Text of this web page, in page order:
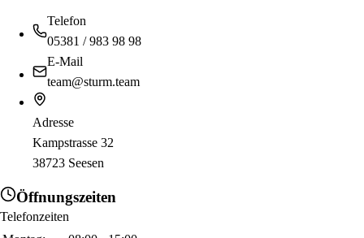
Telefon
05381 / 983 98 98
E-Mail
team@sturm.team
Adresse
Kampstrasse 32
38723 Seesen
Öffnungszeiten
Telefonzeiten